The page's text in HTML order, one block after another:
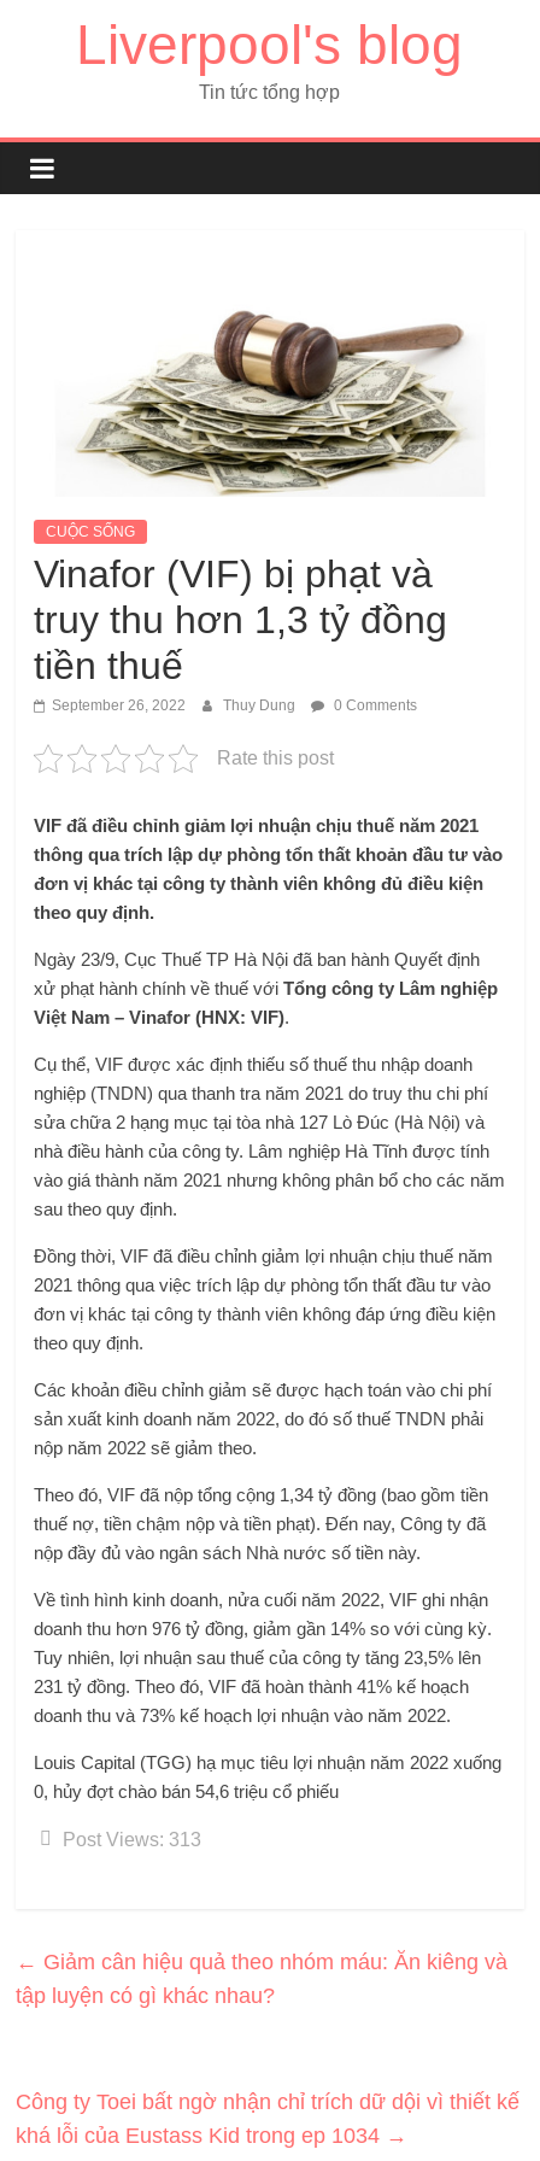
Liverpool's blog
Tin tức tổng hợp
CUỘC SỐNG
Vinafor (VIF) bị phạt và
truy thu hơn 1,3 tỷ đồng
tiền thuế
September 26, 2022 Thuy Dung 0 Comments
Rate this post
VIF đã điều chỉnh giảm lợi nhuận chịu thuế năm 2021
thông qua trích lập dự phòng tổn thất khoản đầu tư vào
đơn vị khác tại công ty thành viên không đủ điều kiện
theo quy định.
Ngày 23/9, Cục Thuế TP Hà Nội đã ban hành Quyết định
xử phạt hành chính về thuế vớiTổng công ty Lâm nghiệp
Việt Nam – Vinafor (HNX: VIF).
Cụ thể, VIF được xác định thiếu số thuế thu nhập doanh
nghiệp (TNDN) qua thanh tra năm 2021 do truy thu chi phí
sửa chữa 2 hạng mục tại tòa nhà 127 Lò Đúc (Hà Nội) và
nhà điều hành của công ty. Lâm nghiệp Hà Tĩnh được tính
vào giá thành năm 2021 nhưng không phân bổ cho các năm
sau theo quy định.
Đồng thời, VIF đã điều chỉnh giảm lợi nhuận chịu thuế năm
2021 thông qua việc trích lập dự phòng tổn thất đầu tư vào
đơn vị khác tại công ty thành viên không đáp ứng điều kiện
theo quy định.
Các khoản điều chỉnh giảm sẽ được hạch toán vào chi phí
sản xuất kinh doanh năm 2022, do đó số thuế TNDN phải
nộp năm 2022 sẽ giảm theo.
Theo đó, VIF đã nộp tổng cộng 1,34 tỷ đồng (bao gồm tiền
thuế nợ, tiền chậm nộp và tiền phạt). Đến nay, Công ty đã
nộp đầy đủ vào ngân sách Nhà nước số tiền này.
Về tình hình kinh doanh, nửa cuối năm 2022, VIF ghi nhận
doanh thu hơn 976 tỷ đồng, giảm gần 14% so với cùng kỳ.
Tuy nhiên, lợi nhuận sau thuế của công ty tăng 23,5% lên
231 tỷ đồng. Theo đó, VIF đã hoàn thành 41% kế hoạch
doanh thu và 73% kế hoạch lợi nhuận vào năm 2022.
Louis Capital (TGG) hạ mục tiêu lợi nhuận năm 2022 xuống
0, hủy đợt chào bán 54,6 triệu cổ phiếu
Post Views: 313
← Giảm cân hiệu quả theo nhóm máu: Ăn kiêng và
tập luyện có gì khác nhau?
Công ty Toei bất ngờ nhận chỉ trích dữ dội vì thiết kế
khá lỗi của Eustass Kid trong ep 1034 →